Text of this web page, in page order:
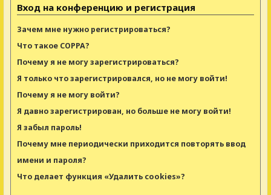
Вход на конференцию и регистрация
Зачем мне нужно регистрироваться?
Что такое COPPA?
Почему я не могу зарегистрироваться?
Я только что зарегистрировался, но не могу войти!
Почему я не могу войти?
Я давно зарегистрирован, но больше не могу войти!
Я забыл пароль!
Почему мне периодически приходится повторять ввод
имени и пароля?
Что делает функция «Удалить cookies»?